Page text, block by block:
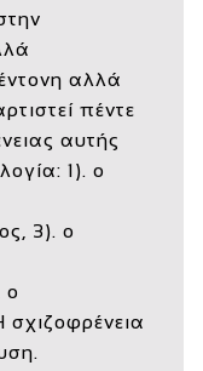
αλλά
πέντε
αυτής
1). ο
3). ο
ο